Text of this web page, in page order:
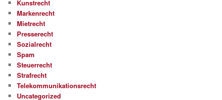
Kunstrecht
Markenrecht
Mietrecht
Presserecht
Sozialrecht
Spam
Steuerrecht
Strafrecht
Telekommunikationsrecht
Uncategorized